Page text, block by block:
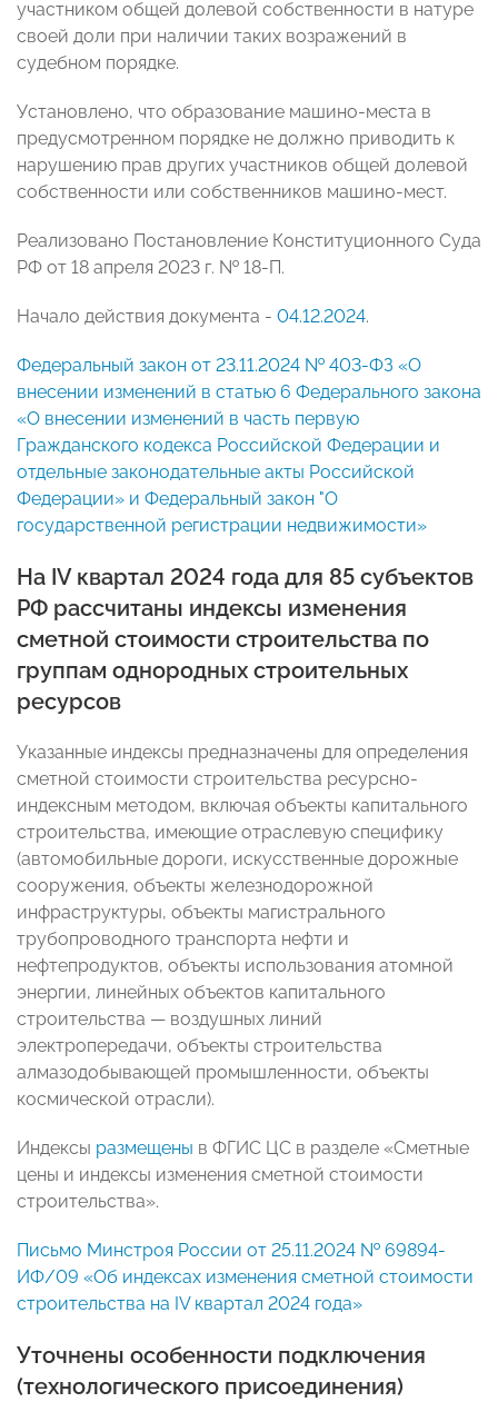
участником общей долевой собственности в натуре
своей доли при наличии таких возражений в
судебном порядке.
Установлено, что образование машино-места в
предусмотренном порядке не должно приводить к
нарушению прав других участников общей долевой
собственности или собственников машино-мест.
Реализовано Постановление Конституционного Суда
РФ от 18 апреля 2023 г. № 18-П.
Начало действия документа - 04.12.2024.
Федеральный закон от 23.11.2024 № 403-ФЗ «О
внесении изменений в статью 6 Федерального закона
«О внесении изменений в часть первую
Гражданского кодекса Российской Федерации и
отдельные законодательные акты Российской
Федерации» и Федеральный закон "О
государственной регистрации недвижимости»
На IV квартал 2024 года для 85 субъектов
РФ рассчитаны индексы изменения
сметной стоимости строительства по
группам однородных строительных
ресурсов
Указанные индексы предназначены для определения
сметной стоимости строительства ресурсно-
индексным методом, включая объекты капитального
строительства, имеющие отраслевую специфику
(автомобильные дороги, искусственные дорожные
сооружения, объекты железнодорожной
инфраструктуры, объекты магистрального
трубопроводного транспорта нефти и
нефтепродуктов, объекты использования атомной
энергии, линейных объектов капитального
строительства — воздушных линий
электропередачи, объекты строительства
алмазодобывающей промышленности, объекты
космической отрасли).
Индексы размещены в ФГИС ЦС в разделе «Сметные
цены и индексы изменения сметной стоимости
строительства».
Письмо Минстроя России от 25.11.2024 № 69894-
ИФ/09 «Об индексах изменения сметной стоимости
строительства на IV квартал 2024 года»
Уточнены особенности подключения
(технологического присоединения)